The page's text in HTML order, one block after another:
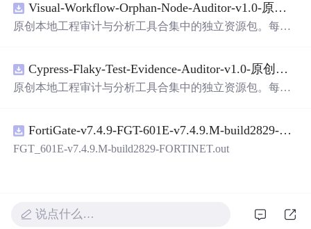
是一个非常方便和实用的工具，你一定会喜欢它的！ Visual-Workflow-Orphan-Node-Auditor-v1.0-原创源码与文档.zip
原创本地工程审计与分析工具合集中的独立资源包。每个
README、运行说明、功能清单、MIT License及原创与授
权声明。解压后进入project目录，执行npm test验证算法，
目源码、Logo、官方截图、论文、生产日志或其他受限素
材。适合前端开发、AI应用工程、测试审计和课程实践。
Cypress-Flaky-Test-Evidence-Auditor-v1.0-原创源码与文档.zip
原创本地工程审计与分析工具合集中的独立资源包。每个
README、运行说明、功能清单、MIT License及原创与授
权声明。解压后进入project目录，执行npm test验证算法，
FortiGate-v7.4.9-FGT-601E-v7.4.9.M-build2829-FORTINET.out
FGT_601E-v7.4.9.M-build2829-FORTINET.out
说点什么…